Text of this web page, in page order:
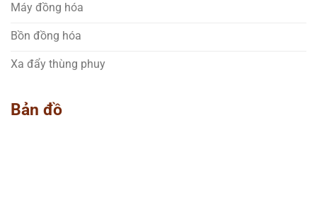
Máy đồng hóa
Bồn đồng hóa
Xa đẩy thùng phuy
Bản đồ